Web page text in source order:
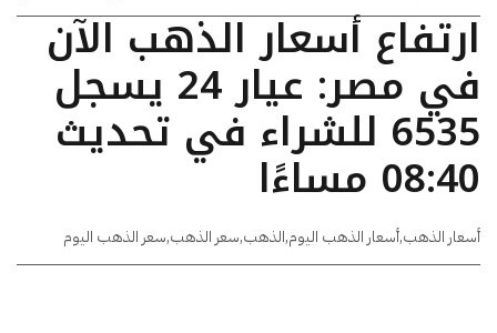
ارتفاع أسعار الذهب الآن
في مصر: عيار 24 يسجل
6535 للشراء في تحديث
08:40 مساءًا
أسعار الذهب,أسعار الذهب اليوم,الذهب,سعر الذهب,سعر الذهب اليوم